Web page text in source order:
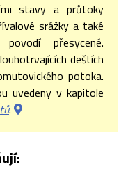
stavy a průtoky
srážky a také
přesycené.
deštích
potoka.
uvedeny v kapitole
.